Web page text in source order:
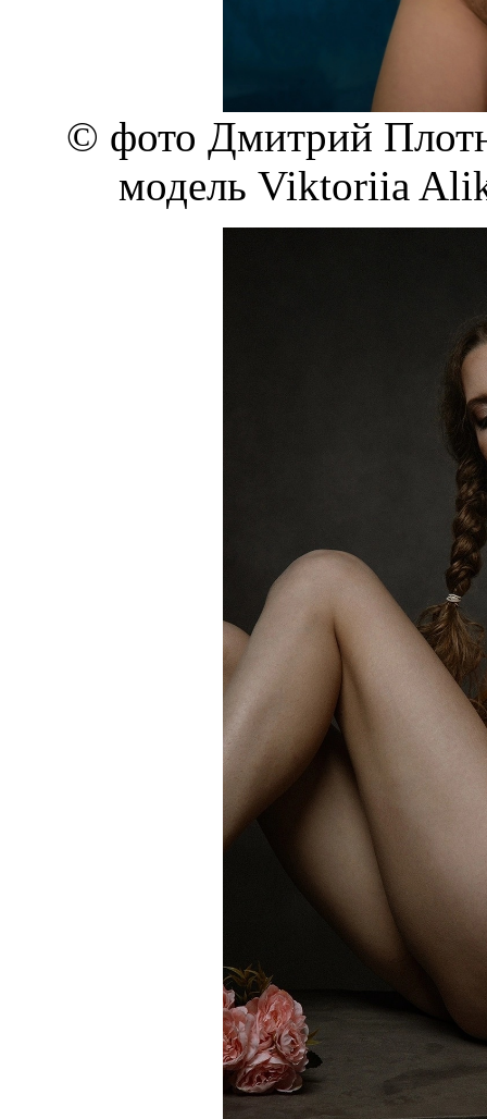
© фото Дмитрий
модель Viktoriia